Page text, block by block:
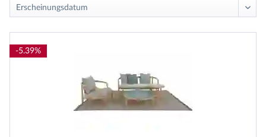
stets in Ihrer Nähe, wenn es um hochwertige
Einrichtungslösungen geht.
-5.39%